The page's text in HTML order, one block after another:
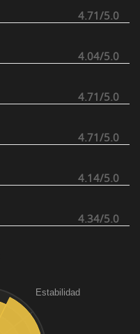
4.71/5.0
4.04/5.0
4.71/5.0
4.71/5.0
4.14/5.0
4.34/5.0
Estabilidad